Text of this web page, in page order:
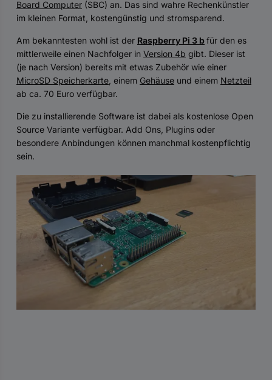
Board Computer (SBC) an. Das sind wahre Rechenkünstler
im kleinen Format, kostengünstig und stromsparend.
Am bekanntesten wohl ist der Raspberry Pi 3 bfür den es
mittlerweile einen Nachfolger in Version 4b gibt. Dieser ist
(je nach Version) bereits mit etwas Zubehör wie einer
MicroSD Speicherkarte , einem Gehäuse und einem Netzteil
ab ca. 70 Euro verfügbar.
Die zu installierende Software ist dabei als kostenlose Open
Source Variante verfügbar. Add Ons, Plugins oder
besondere Anbindungen können manchmal kostenpflichtig
sein.